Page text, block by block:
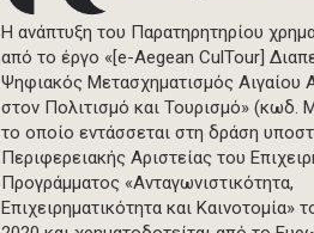
Η ανάπτυξη του Παρατηρητηρίου
από το έργο «[e-Aegean CulTour]
Ψηφιακός Μετασχηματισμός Αιγαίου
στον Πολιτισμό και Τουρισμό» (κωδ.
το οποίο εντάσσεται στη δράση
Περιφερειακής Αριστείας του
Προγράμματος «Ανταγωνιστικότητα,
Επιχειρηματικότητα και Καινοτομία»